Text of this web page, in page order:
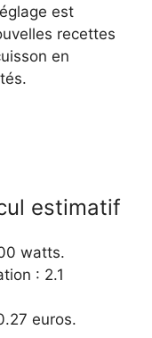
est
recettes
en
estimatif
watts.
: 2.1
euros.